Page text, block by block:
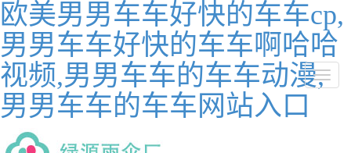
欧美男男车车好快的车车cp,
男男车车好快的车车啊哈哈
视频,男男车车的车车动漫,
男男车车的车车网站入口
切
换